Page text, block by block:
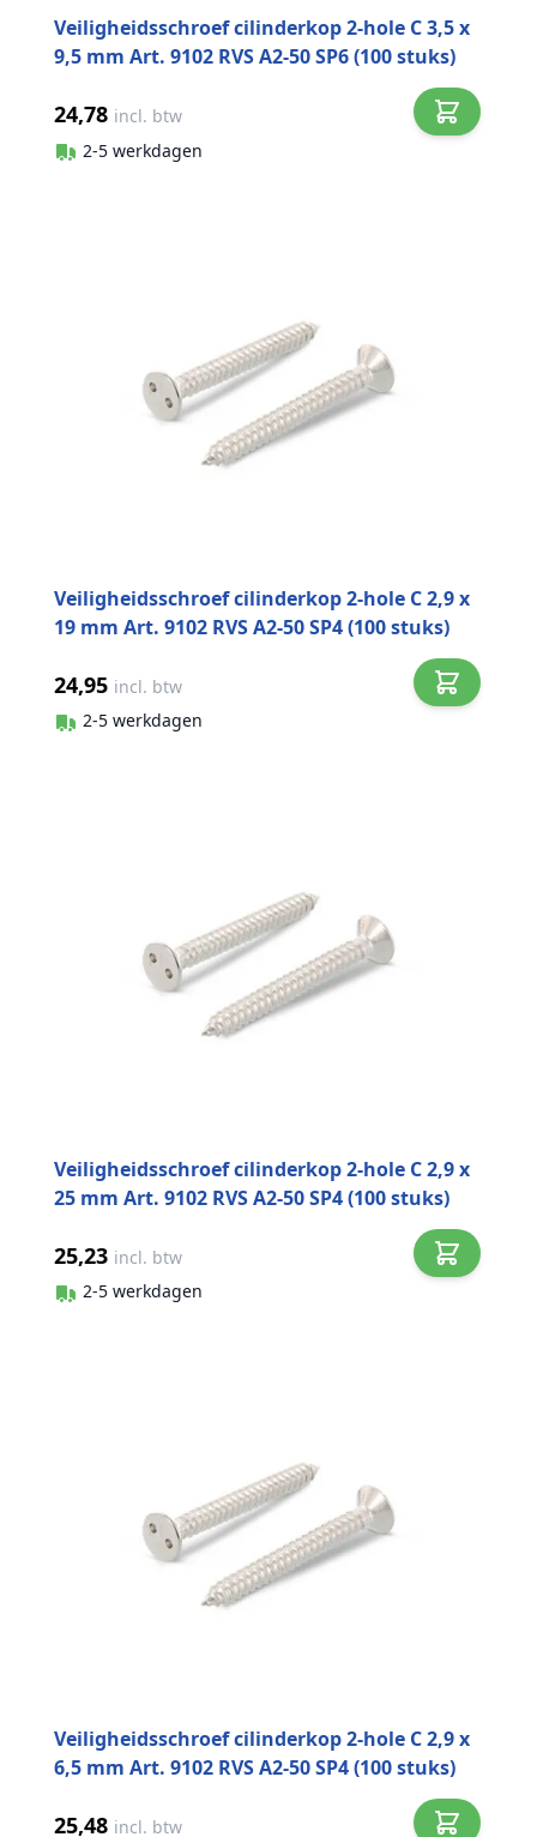
Veiligheidsschroef cilinderkop 2-hole C 3,5 x
9,5 mm Art. 9102 RVS A2-50 SP6 (100 stuks)
24,78 incl. btw
2-5 werkdagen
Veiligheidsschroef cilinderkop 2-hole C 2,9 x
19 mm Art. 9102 RVS A2-50 SP4 (100 stuks)
24,95 incl. btw
2-5 werkdagen
Veiligheidsschroef cilinderkop 2-hole C 2,9 x
25 mm Art. 9102 RVS A2-50 SP4 (100 stuks)
25,23 incl. btw
2-5 werkdagen
Veiligheidsschroef cilinderkop 2-hole C 2,9 x
6,5 mm Art. 9102 RVS A2-50 SP4 (100 stuks)
25,48 incl. btw